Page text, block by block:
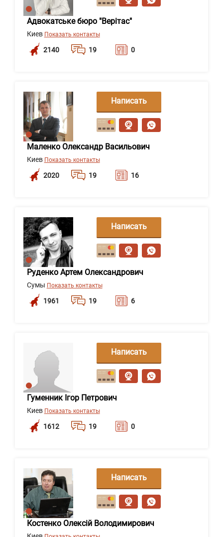
Адвокатське бюро "Верітас"
Киев Показать контакты
2140 19 0
Маленко Олександр Васильович
Киев Показать контакты
2020 19 16
Написать
сообщение
Руденко Артем Олександрович
Сумы Показать контакты
1961 19 6
Написать
сообщение
Гуменник Ігор Петрович
Киев Показать контакты
1612 19 0
Написать
сообщение
Костенко Олексій Володимирович
Написать
сообщение